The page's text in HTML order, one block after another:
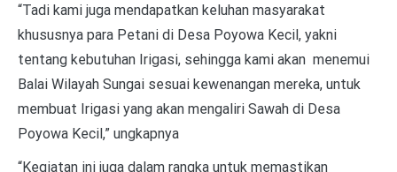
“Tadi kami juga mendapatkan keluhan masyarakat
khususnya para Petani di Desa Poyowa Kecil, yakni
tentang kebutuhan Irigasi, sehingga kami akan menemui
Balai Wilayah Sungai sesuai kewenangan mereka, untuk
membuat Irigasi yang akan mengaliri Sawah di Desa
Poyowa Kecil,” ungkapnya
“Kegiatan ini juga dalam rangka untuk memastikan